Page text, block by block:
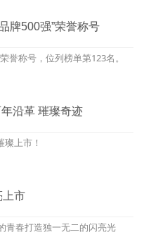
牌500强”荣誉称号
誉称号，位列榜单第123名。
沿革 璀璨奇迹
上市！
上市
青春打造独一无二的闪亮光